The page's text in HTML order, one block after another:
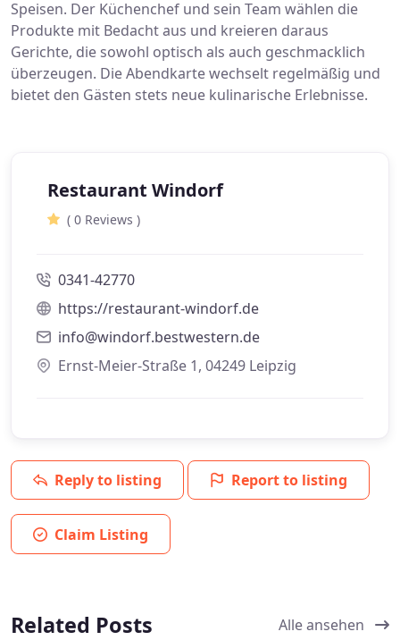
Speisen. Der Küchenchef und sein Team wählen die
Produkte mit Bedacht aus und kreieren daraus
Gerichte, die sowohl optisch als auch geschmacklich
überzeugen. Die Abendkarte wechselt regelmäßig und
bietet den Gästen stets neue kulinarische Erlebnisse.
Restaurant Windorf
( 0 Reviews )
0341-42770
https://restaurant-windorf.de
info@windorf.bestwestern.de
Ernst-Meier-Straße 1, 04249 Leipzig
Reply to listing Report to listing
Claim Listing
Related Posts Alle ansehen